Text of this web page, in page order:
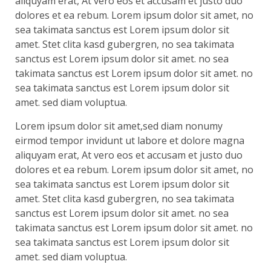
dolores et ea rebum. Lorem ipsum dolor sit amet, no
sea takimata sanctus est Lorem ipsum dolor sit
amet. Stet clita kasd gubergren, no sea takimata
sanctus est Lorem ipsum dolor sit amet. no sea
takimata sanctus est Lorem ipsum dolor sit amet. no
sea takimata sanctus est Lorem ipsum dolor sit
amet. sed diam voluptua.
Lorem ipsum dolor sit amet,sed diam nonumy
eirmod tempor invidunt ut labore et dolore magna
aliquyam erat, At vero eos et accusam et justo duo
dolores et ea rebum. Lorem ipsum dolor sit amet, no
sea takimata sanctus est Lorem ipsum dolor sit
amet. Stet clita kasd gubergren, no sea takimata
sanctus est Lorem ipsum dolor sit amet. no sea
takimata sanctus est Lorem ipsum dolor sit amet. no
sea takimata sanctus est Lorem ipsum dolor sit
amet. sed diam voluptua.